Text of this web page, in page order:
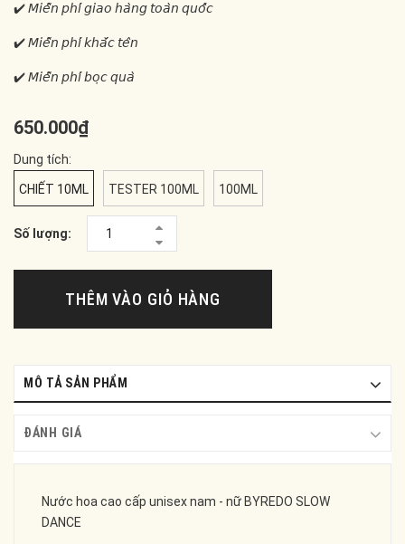
✔️ 𝘔𝘪𝘦̂̃𝘯 𝘱𝘩𝘪́ 𝘨𝘪𝘢𝘰 𝘩𝘢̀𝘯𝘨 𝘵𝘰𝘢̀𝘯 𝘲𝘶𝘰̂́𝘤
✔️ 𝘔𝘪𝘦̂̃𝘯 𝘱𝘩𝘪́ 𝘬𝘩𝘢̆́𝘤 𝘵𝘦̂𝘯
✔️ 𝘔𝘪𝘦̂̃𝘯 𝘱𝘩𝘪́ 𝘣𝘰̣𝘤 𝘲𝘶𝘢̀
650.000₫
Dung tích:
CHIẾT 10ML TESTER 100ML 100ML
Số lượng:
THÊM VÀO GIỎ HÀNG
MÔ TẢ SẢN PHẨM
ĐÁNH GIÁ
Nước hoa cao cấp unisex nam - nữ BYREDO SLOW
DANCE